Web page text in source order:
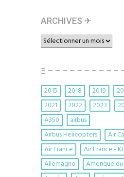
ARCHIVES ✈︎
ARCHIVES
✈︎
Ξ – – – – – – – – – –
2015 2018 2019
2021
2022 2023
A350
airbus
Airbus Helicopters
Air
Air France
Air France -
Allemagne
Amerique